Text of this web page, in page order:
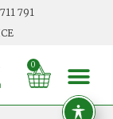
791
0